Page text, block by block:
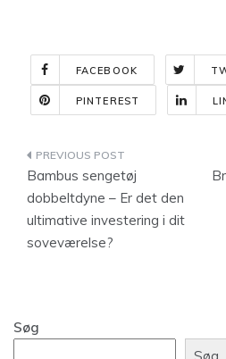
FACEBOOK
PINTEREST
Indlægsnavigation
Bambus sengetøj
dobbeltdyne – Er det den
ultimative investering i dit
soveværelse?
Søg
Søg